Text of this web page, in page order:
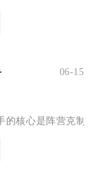
06-15
的核心是阵营克制